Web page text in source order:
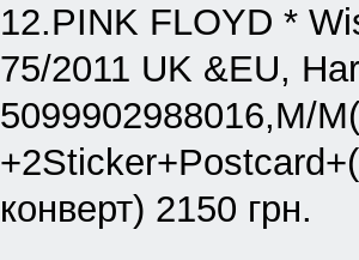
12.PINK FLOYD *
75/2011 UK &EU,
5099902988016,M/
конверт) 2150 грн.